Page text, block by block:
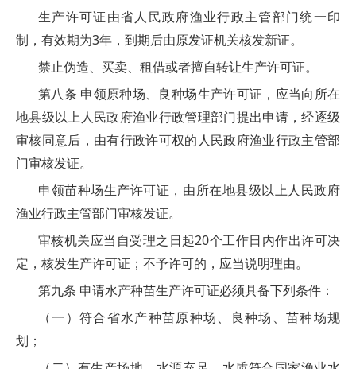
生产许可证由省人民政府渔业行政主管部门统一印
制，有效期为3年，到期后由原发证机关核发新证。
禁止伪造、买卖、租借或者擅自转让生产许可证。
第八条 申领原种场、良种场生产许可证，应当向所在
地县级以上人民政府渔业行政管理部门提出申请，经逐级
审核同意后，由有行政许可权的人民政府渔业行政主管部
门审核发证。
申领苗种场生产许可证，由所在地县级以上人民政府
渔业行政主管部门审核发证。
审核机关应当自受理之日起20个工作日内作出许可决
定，核发生产许可证；不予许可的，应当说明理由。
第九条 申请水产种苗生产许可证必须具备下列条件：
（一）符合省水产种苗原种场、良种场、苗种场规
划；